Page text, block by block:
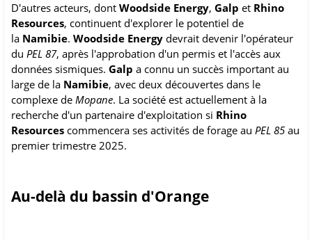
D'autres acteurs, dont Woodside Energy, Galp et Rhino
Resources, continuent d'explorer le potentiel de
la Namibie. Woodside Energy devrait devenir l'opérateur
du PEL 87, après l'approbation d'un permis et l'accès aux
données sismiques. Galp a connu un succès important au
large de la Namibie, avec deux découvertes dans le
complexe de Mopane. La société est actuellement à la
recherche d'un partenaire d'exploitation si Rhino
Resources commencera ses activités de forage au PEL 85 au
premier trimestre 2025.
Au-delà du bassin d'Orange